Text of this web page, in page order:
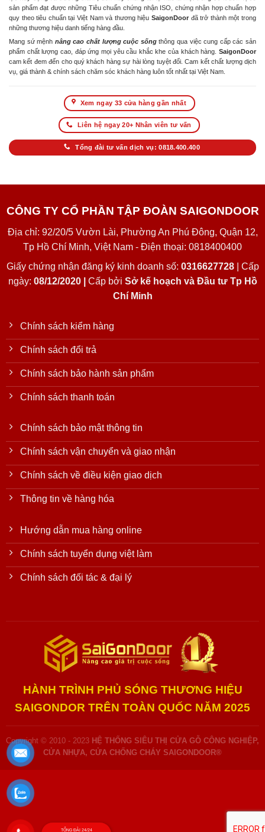
sản phẩm đạt được những Tiêu chuẩn chứng nhận ISO, chứng nhận hợp chuẩn hợp
quy theo tiêu chuẩn tại Việt Nam và thương hiệu SaigonDoor đã trở thành một trong
những thương hiệu danh tiếng hàng đầu.
Mang sứ mệnh nâng cao chất lượng cuộc sốngthông qua việc cung cấp các sản
phẩm chất lượng cao, đáp ứng mọi yêu cầu khắc khe của khách hàng. SaigonDoor
cam kết đem đến cho quý khách hàng sự hài lòng tuyệt đối. Cam kết chất lượng dịch
vụ, giá thành & chính sách chăm sóc khách hàng luôn tốt nhất tại Việt Nam.
Xem ngay 33 cửa hàng gần nhất
Liên hệ ngay 20+ Nhân viên tư vấn
Tổng đài tư vấn dịch vụ: 0818.400.400
CÔNG TY CỔ PHẦN TẬP ĐOÀN SAIGONDOOR
Địa chỉ: 92/20/5 Vườn Lài, Phường An Phú Đông, Quận 12,
Tp Hồ Chí Minh, Việt Nam - Điện thoại: 0818400400
Giấy chứng nhận đăng ký kinh doanh số: 0316627728| Cấp
ngày: 08/12/2020 | Cấp bởi Sở kế hoạch và Đầu tư Tp Hồ
Chí Minh
Chính sách kiểm hàng
Chính sách đổi trả
Chính sách bảo hành sản phẩm
Chính sách thanh toán
Chính sách bảo mật thông tin
Chính sách vận chuyển và giao nhận
Chính sách về điều kiện giao dịch
Thông tin về hàng hóa
Hướng dẫn mua hàng online
Chính sách tuyển dụng việt làm
Chính sách đối tác & đại lý
HÀNH TRÌNH PHỦ SÓNG THƯƠNG HIỆU
SAIGONDOR TRÊN TOÀN QUỐC NĂM 2025
Copyright © 2010 - 2023 HỆ THỐNG SIÊU THỊ CỬA GỖ CÔNG NGHIỆP,
CỬA NHỰA, CỬA CHỐNG CHÁY SAIGONDOOR®
TỔNG ĐÀI 24/24